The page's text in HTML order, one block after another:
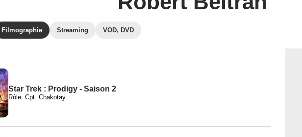
Filmographie Streaming VOD, DVD
Star Trek : Prodigy - Saison 2
Rôle: Cpt. Chakotay